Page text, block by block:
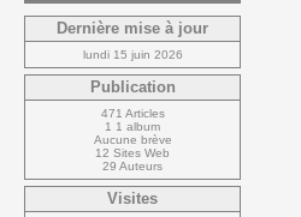
Dernière mise à jour
lundi 15 juin 2026
Publication
471 Articles
1 1 album
Aucune brève
12 Sites Web
29 Auteurs
Visites